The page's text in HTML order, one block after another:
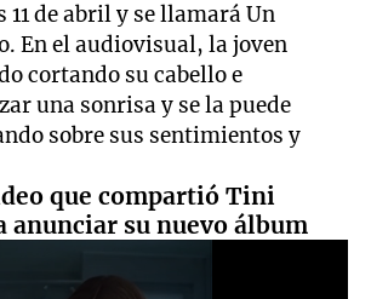
11 de abril y se llamará Un
En el audiovisual, la joven
cortando su cabello e
una sonrisa y se la puede
sobre sus sentimientos y
que compartió Tini
anunciar su nuevo álbum